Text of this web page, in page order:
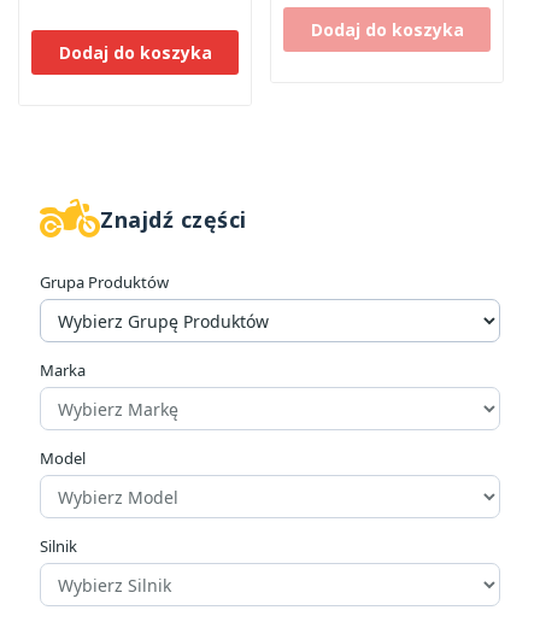
W magazynie 9
Kategorie
Do wewnątrz
1
Na zewnątrz
Cena
zł
Producenci
Znajdź części
Grupa Produktów
Marka
Model
Silnik
Dodaj do koszyka
Dodaj do koszyka